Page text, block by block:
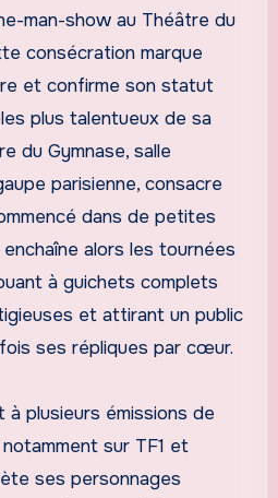
man-show au Théâtre du
consécration marque
et confirme son statut
plus talentueux de sa
du Gymnase, salle
parisienne, consacre
dans de petites
alors les tournées
à guichets complets
et attirant un public
ses répliques par cœur.
à plusieurs émissions de
sur TF1 et
ses personnages